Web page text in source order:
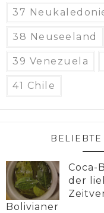
37
38 Neuseeland
39 Venezuela
41 Chile
BELIEBTE
Coca-
der
Bolivianer